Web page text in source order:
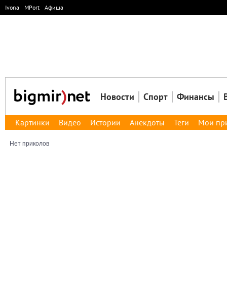
Ivona MPort Афиша
Новости Спорт Финансы
Картинки Видео Истории Анекдоты Теги Мои
Нет приколов